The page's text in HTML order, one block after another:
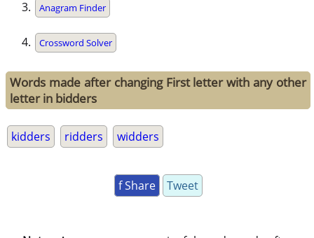
Anagram Finder
Crossword Solver
Words made after changing First letter with any other
letter in bidders
kidders ridders widders
f Share Tweet